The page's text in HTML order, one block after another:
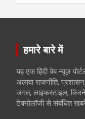
हमारे बारे में
यह एक हिंदी वेब न्यूज़
अलावा राजनीति,
जगत, लाइफस्टाइल,
टेक्नोलॉजी से संबंधित